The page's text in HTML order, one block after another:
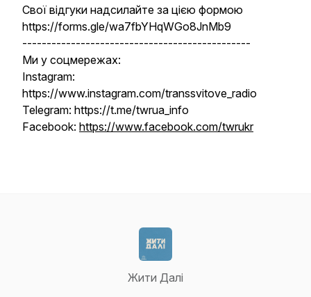
Свої відгуки надсилайте за цією формою
https://forms.gle/wa7fbYHqWGo8JnMb9
-----------------------------------------------
Ми у соцмережах:
Instagram:
https://www.instagram.com/transsvitove_radio
Telegram: https://t.me/twrua_info
Facebook: https://www.facebook.com/twrukr
Жити Далі